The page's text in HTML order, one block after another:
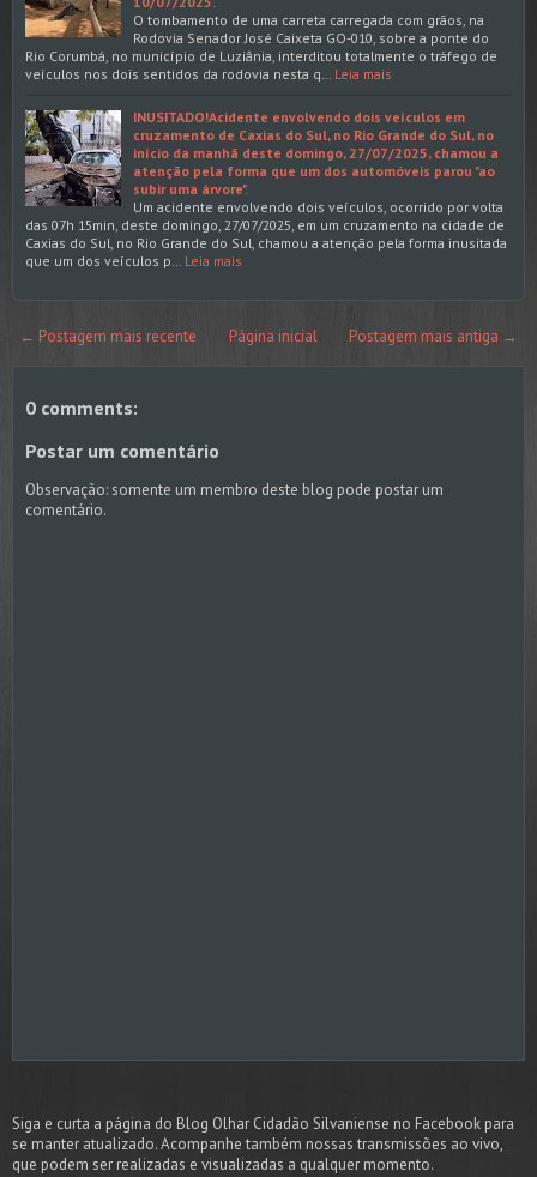
O tombamento de uma carreta carregada com grãos, na
Rodovia Senador José Caixeta GO-010, sobre a ponte do
Rio Corumbá, no município de Luziânia, interditou totalmente o tráfego de
veículos nos dois sentidos da rodovia nesta q… Leia mais
INUSITADO!Acidente envolvendo dois veículos em
cruzamento de Caxias do Sul, no Rio Grande do Sul, no
início da manhã deste domingo, 27/07/2025, chamou a
atenção pela forma que um dos automóveis parou "ao
subir uma árvore".
Um acidente envolvendo dois veículos, ocorrido por volta
das 07h 15min, deste domingo, 27/07/2025, em um cruzamento na cidade de
Caxias do Sul, no Rio Grande do Sul, chamou a atenção pela forma inusitada
que um dos veículos p… Leia mais
← Postagem mais recente Postagem mais antiga →
Página inicial
0 comments:
Postar um comentário
Observação: somente um membro deste blog pode postar um
comentário.
Siga e curta a página do Blog Olhar Cidadão Silvaniense no Facebook para
se manter atualizado. Acompanhe também nossas transmissões ao vivo,
que podem ser realizadas e visualizadas a qualquer momento.